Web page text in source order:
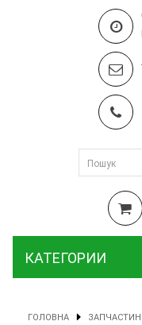
КАТЕГОРИИ
ГОЛОВНА